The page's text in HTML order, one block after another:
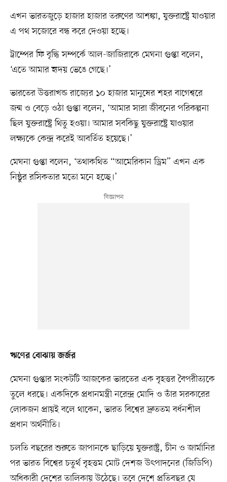
এখন ভারতজুড়ে হাজার হাজার তরুণের আশঙ্কা, যুক্তরাষ্ট্রে যাওয়ার
এ পথ সজোরে বন্ধ করে দেওয়া হচ্ছে।
ট্রাম্পের ফি বৃদ্ধি সম্পর্কে আল-জাজিরাকে মেঘনা গুপ্তা বলেন,
‘এতে আমার হৃদয় ভেঙে গেছে।’
ভারতের উত্তরাখন্ড রাজ্যের ১০ হাজার মানুষের শহর বাগেশ্বরে
জন্ম ও বেড়ে ওঠা গুপ্তা বলেন, ‘আমার সারা জীবনের পরিকল্পনা
ছিল যুক্তরাষ্ট্রে থিতু হওয়া। আমার সবকিছু যুক্তরাষ্ট্রে যাওয়ার
লক্ষ্যকে কেন্দ্র করেই আবর্তিত হয়েছে।’
মেঘনা গুপ্তা বলেন, ‘তথাকথিত “আমেরিকান ড্রিম” এখন এক
নিষ্ঠুর রসিকতার মতো মনে হচ্ছে।’
ঋণের বোঝায় জর্জর
মেঘনা গুপ্তার সংকটটি আজকের ভারতের এক বৃহত্তর বৈপরীত্যকে
তুলে ধরছে। একদিকে প্রধানমন্ত্রী নরেন্দ্র মোদি ও তাঁর সরকারের
লোকজন প্রায়ই বলে থাকেন, ভারত বিশ্বের দ্রুততম বর্ধনশীল
প্রধান অর্থনীতি।
চলতি বছরের শুরুতে জাপানকে ছাড়িয়ে যুক্তরাষ্ট্র, চীন ও জার্মানির
পর ভারত বিশ্বের চতুর্থ বৃহত্তম মোট দেশজ উৎপাদনের (জিডিপি)
অধিকারী দেশের তালিকায় উঠেছে। তবে দেশে প্রতিবছর যে